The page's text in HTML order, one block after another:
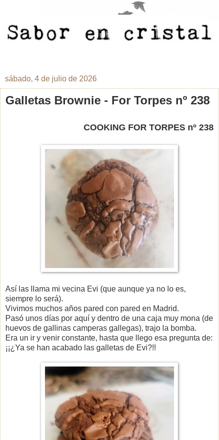
sábado, 4 de julio de 2026
Galletas Brownie - For Torpes nº 238
COOKING FOR TORPES nº 238
Así las llama mi vecina Evi (que aunque ya no lo es,
siempre lo será).
Vivimos muchos años pared con pared en Madrid.
Pasó unos días por aquí y dentro de una caja muy mona (de
huevos de gallinas camperas gallegas), trajo la bomba.
Era un ir y venir constante, hasta que llego esa pregunta de:
¡¡¿Ya se han acabado las galletas de Evi?!!